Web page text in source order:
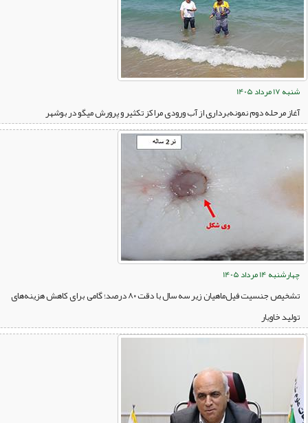
شنبه 17 مرداد 1405
آغاز مرحله دوم نمونه‌برداری از آب ورودی مراکز تکثیر و پرورش میگو در بوشهر
چهارشنبه 14 مرداد 1405
تشخیص جنسیت فیل‌ماهیان زیر سه سال با دقت ۸۰ درصد؛ گامی برای کاهش هزینه‌های
تولید خاویار